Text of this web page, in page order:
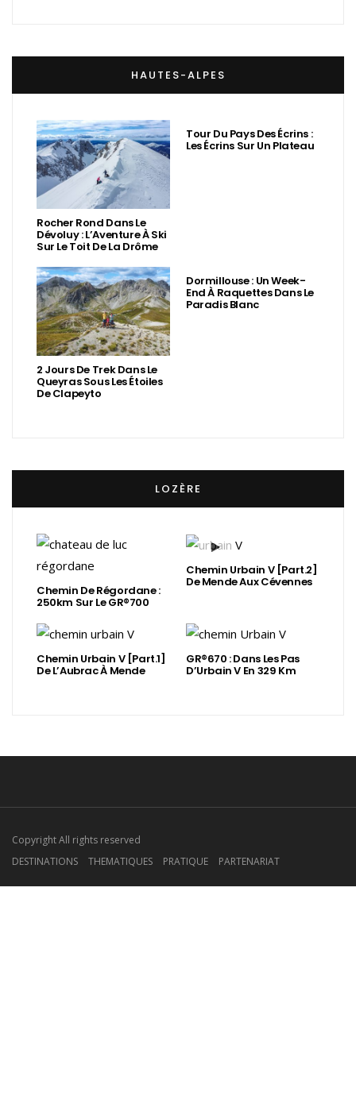
HAUTES-ALPES
Rocher Rond Dans Le
Dévoluy : L’Aventure À Ski
Sur Le Toit De La Drôme
Tour Du Pays Des Écrins :
Les Écrins Sur Un Plateau
2 Jours De Trek Dans Le
Queyras Sous Les Étoiles
De Clapeyto
Dormillouse : Un Week-
End À Raquettes Dans Le
Paradis Blanc
LOZÈRE
Chemin De Régordane :
250km Sur Le GR®700
Chemin Urbain V [Part.2]
De Mende Aux Cévennes
Chemin Urbain V [Part.1]
De L’Aubrac À Mende
GR®670 : Dans Les Pas
D’Urbain V En 329 Km
Copyright All rights reserved
DESTINATIONS
THEMATIQUES PRATIQUE PARTENARIAT